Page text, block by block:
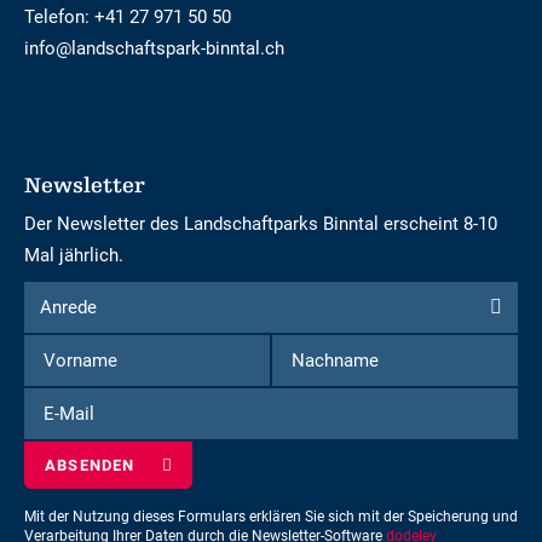
Telefon: +41 27 971 50 50
info@landschaftspark-binntal.ch
Newsletter
Der Newsletter des Landschaftparks Binntal erscheint 8-10
Mal jährlich.
Formular
um
sich
für
den
einzuschreiben
Anrede
Anrede
Vorname
Nachname
Mail
Mit der Nutzung dieses Formulars erklären Sie sich mit der Speicherung und
Verarbeitung Ihrer Daten durch die Newsletter-Software dodeley